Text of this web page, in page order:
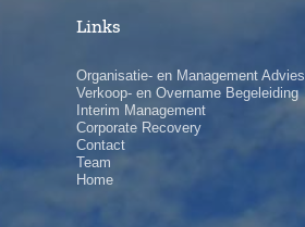
Links
Organisatie- en Management Advies
Verkoop- en Overname Begeleiding
Interim Management
Corporate Recovery
Contact
Team
Home